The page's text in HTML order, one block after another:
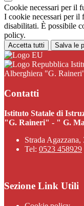
Cookie necessari per il
I cookie necessari per il
disabilitati. È possibile
policy.
Accetta tutti Salva le
Alberghiera "G.
Contatti
Istituto Statale di
"G. Raineri" - " G.
Strada Agazzana,
Tel: 0523 458929
Sezione Link Utili